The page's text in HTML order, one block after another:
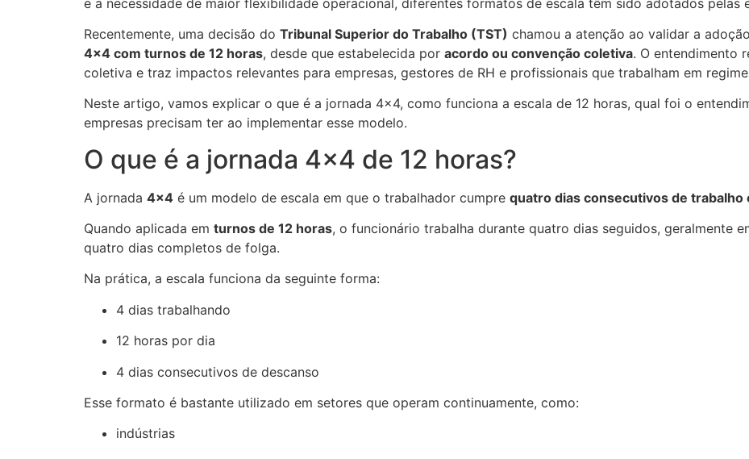
Recentemente, uma decisão do Tribunal Superior do Trabalho (TST) chamou a atenção ao validar a
4×4 com turnos de 12 horas, desde que estabelecida por acordo ou convenção coletiva. O entendimento
coletiva e traz impactos relevantes para empresas, gestores de RH e profissionais que trabalham em
Neste artigo, vamos explicar o que é a jornada 4×4, como funciona a escala de 12 horas, qual foi o
empresas precisam ter ao implementar esse modelo.
O que é a jornada 4×4 de 12 horas?
A jornada 4×4é um modelo de escala em que o trabalhador cumpre quatro dias consecutivos de trabalho
Quando aplicada em turnos de 12 horas, o funcionário trabalha durante quatro dias seguidos, geralmente
quatro dias completos de folga.
Na prática, a escala funciona da seguinte forma:
4 dias trabalhando
12 horas por dia
4 dias consecutivos de descanso
Esse formato é bastante utilizado em setores que operam continuamente, como:
indústrias